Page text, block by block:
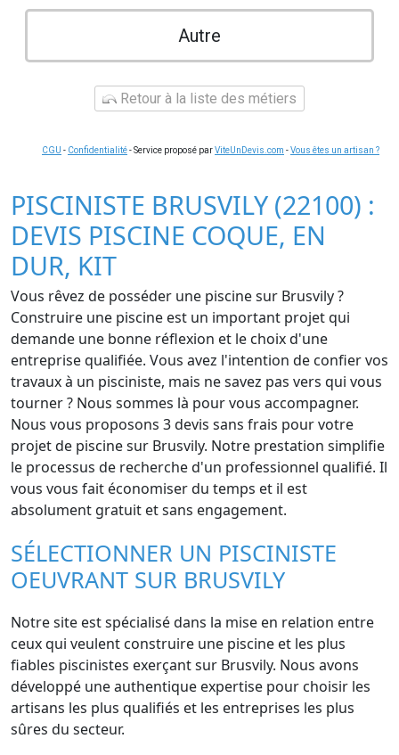
Autre
Retour à la liste des métiers
CGU - Confidentialité- Service proposé parViteUnDevis.com -Vous êtes un artisan ?
PISCINISTE BRUSVILY (22100) :
DEVIS PISCINE COQUE, EN
DUR, KIT
Vous rêvez de posséder une piscine sur Brusvily ?
Construire une piscine est un important projet qui
demande une bonne réflexion et le choix d'une
entreprise qualifiée. Vous avez l'intention de confier vos
travaux à un pisciniste, mais ne savez pas vers qui vous
tourner ? Nous sommes là pour vous accompagner.
Nous vous proposons 3 devis sans frais pour votre
projet de piscine sur Brusvily. Notre prestation simplifie
le processus de recherche d'un professionnel qualifié. Il
vous vous fait économiser du temps et il est
absolument gratuit et sans engagement.
SÉLECTIONNER UN PISCINISTE
OEUVRANT SUR BRUSVILY
Notre site est spécialisé dans la mise en relation entre
ceux qui veulent construire une piscine et les plus
fiables piscinistes exerçant sur Brusvily. Nous avons
développé une authentique expertise pour choisir les
artisans les plus qualifiés et les entreprises les plus
sûres du secteur.